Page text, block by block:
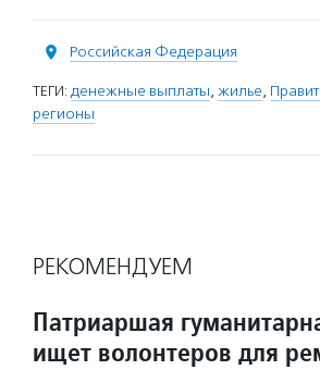
Российская Федерация
ТЕГИ: денежные выплаты, жилье,
регионы
РЕКОМЕНДУЕМ
Патриаршая
ищет волонтеров для